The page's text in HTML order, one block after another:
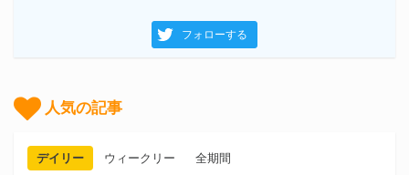
フォローする
人気の記事
デイリー ウィークリー 全期間